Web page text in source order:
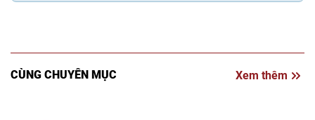
CÙNG CHUYÊN MỤC Xem thêm